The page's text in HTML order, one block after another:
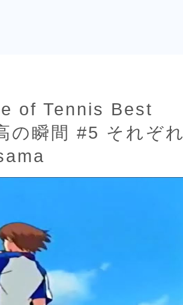
of Tennis Best
の瞬間 #5 それぞれ